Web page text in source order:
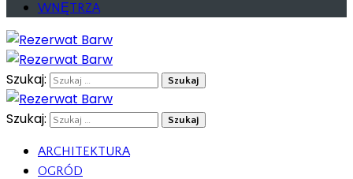
WNĘTRZA
Szukaj:
Szukaj:
ARCHITEKTURA
OGRÓD